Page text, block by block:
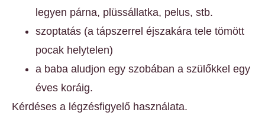
legyen párna, plüssállatka, pelus, stb.
szoptatás (a tápszerrel éjszakára tele tömött
pocak helytelen)
a baba aludjon egy szobában a szülőkkel egy
éves koráig.
Kérdéses a légzésfigyelő használata.